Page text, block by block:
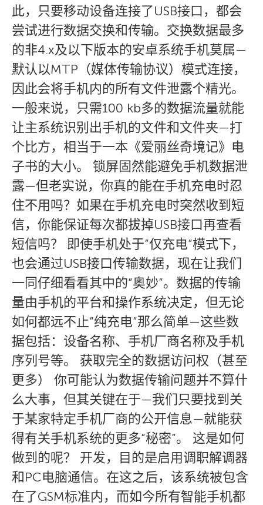
此，只要移动设备连接了USB接口，都会
尝试进行数据交换和传输。交换数据最多
的非4.x及以下版本的安卓系统手机莫属—
默认以MTP（媒体传输协议）模式连接，
因此会将手机内的所有文件泄露个精光。
一般来说，只需100 kb多的数据流量就能
让主系统识别出手机的文件和文件夹—打
个比方，相当于一本《爱丽丝奇境记》电
子书的大小。 锁屏固然能避免手机数据泄
露—但老实说，你真的能在手机充电时忍
住不用吗？如果在手机充电时突然收到短
信，你能保证每次都拔掉USB接口再查看
短信吗？ 即使手机处于”仅充电”模式下，
也会通过USB接口传输数据，现在让我们
一同仔细看看其中的”奥妙”。数据的传输
量由手机的平台和操作系统决定，但无论
如何都远不止”纯充电”那么简单—这些数
据包括：设备名称、手机厂商名称及手机
序列号等。 获取完全的数据访问权（甚至
更多） 你可能认为数据传输问题并不算什
么大事，但其关键在于—我们只要找到关
于某家特定手机厂商的公开信息—就能获
得有关手机系统的更多”秘密”。 这是如何
做到的呢？ 开发，目的是启用调职解调器
和PC电脑通信。在这之后，该系统被包含
在了GSM标准内，而如今所有智能手机都